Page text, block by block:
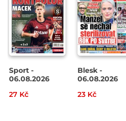
Sport -
06.08.2026
27 Kč
Blesk -
06.08.2026
23 Kč